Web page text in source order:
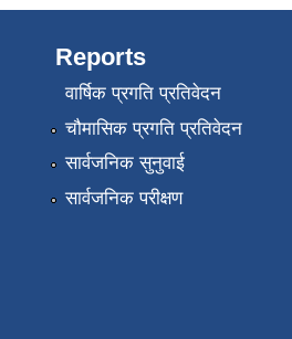
Reports
वार्षिक प्रगति प्रतिवेदन
चौमासिक प्रगति प्रतिवेदन
सार्वजनिक सुनुवाई
सार्वजनिक परीक्षण